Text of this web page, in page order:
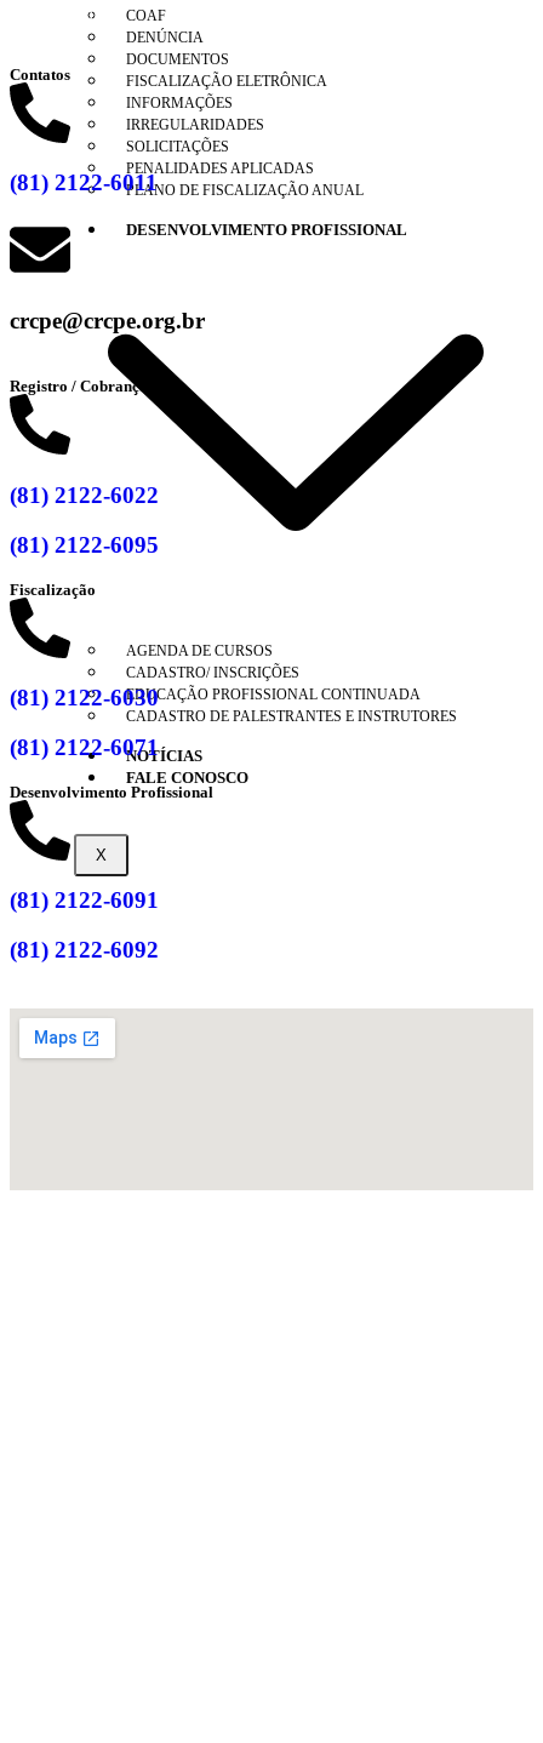
COAF
DENÚNCIA
DOCUMENTOS
FISCALIZAÇÃO ELETRÔNICA
INFORMAÇÕES
IRREGULARIDADES
SOLICITAÇÕES
PENALIDADES APLICADAS
PLANO DE FISCALIZAÇÃO ANUAL
DESENVOLVIMENTO PROFISSIONAL
AGENDA DE CURSOS
CADASTRO/ INSCRIÇÕES
EDUCAÇÃO PROFISSIONAL CONTINUADA
CADASTRO DE PALESTRANTES E INSTRUTORES
NOTÍCIAS
FALE CONOSCO
X
Clique aqui
Contatos
(81) 2122-6011
crcpe@crcpe.org.br
Registro / Cobrança
(81) 2122-6022
(81) 2122-6095
Fiscalização
(81) 2122-6030
(81) 2122-6071
Desenvolvimento Profissional
(81) 2122-6091
(81) 2122-6092